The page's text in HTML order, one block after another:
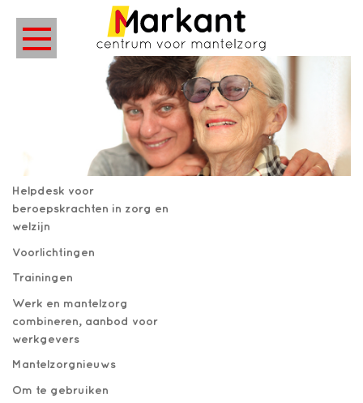
Helpdesk voor
beroepskrachten in zorg en
welzijn
Voorlichtingen
Trainingen
Werk en mantelzorg
combineren, aanbod voor
werkgevers
Mantelzorgnieuws
Om te gebruiken